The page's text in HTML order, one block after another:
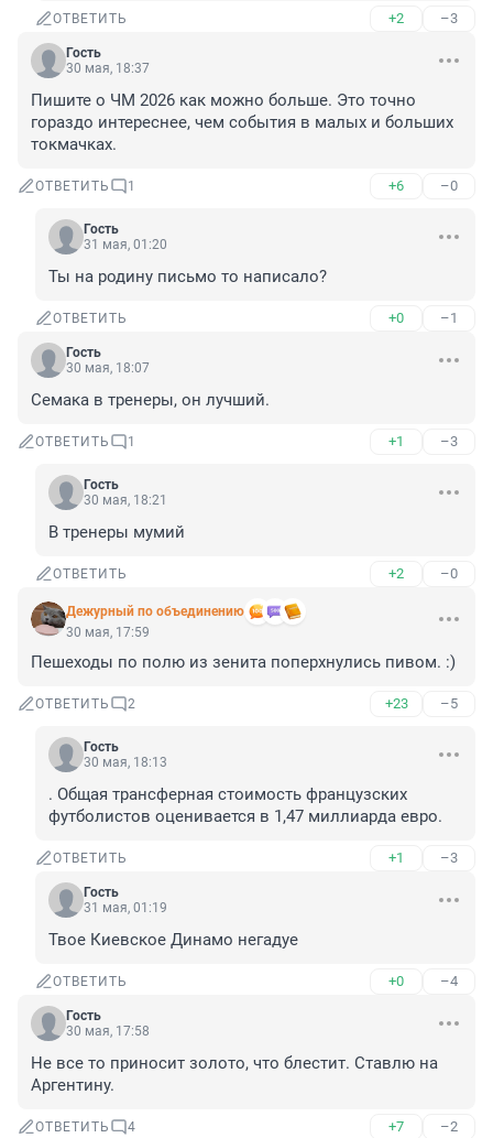
ОТВЕТИТЬ +2 –3
Гость
30 мая, 18:37
Пишите о ЧМ 2026 как можно больше. Это точно
гораздо интереснее, чем события в малых и больших
токмачках.
ОТВЕТИТЬ 1 +6 –0
Гость
31 мая, 01:20
Ты на родину письмо то написало?
ОТВЕТИТЬ +0 –1
Гость
30 мая, 18:07
Семака в тренеры, он лучший.
ОТВЕТИТЬ 1 +1 –3
Гость
30 мая, 18:21
В тренеры мумий
ОТВЕТИТЬ +2 –0
Дежурный по объединению
30 мая, 17:59
Пешеходы по полю из зенита поперхнулись пивом. :)
ОТВЕТИТЬ 2 +23 –5
Гость
30 мая, 18:13
. Общая трансферная стоимость французских
футболистов оценивается в 1,47 миллиарда евро.
ОТВЕТИТЬ +1 –3
Гость
31 мая, 01:19
Твое Киевское Динамо негадуе
ОТВЕТИТЬ +0 –4
Гость
30 мая, 17:58
Не все то приносит золото, что блестит. Ставлю на
Аргентину.
ОТВЕТИТЬ 4 +7 –2